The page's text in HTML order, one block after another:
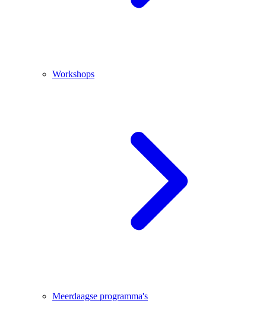
Workshops
Meerdaagse programma's